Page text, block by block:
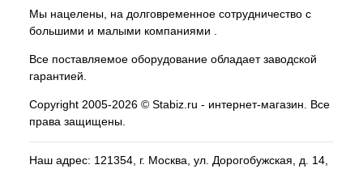
Мы нацелены, на долговременное сотрудничество с
большими и малыми компаниями .
Все поставляемое оборудование обладает заводской
гарантией.
Copyright 2005-2026 © Stabiz.ru - интернет-магазин. Все
права защищены.
Наш адрес: 121354, г. Москва , ул. Дорогобужская, д. 14,